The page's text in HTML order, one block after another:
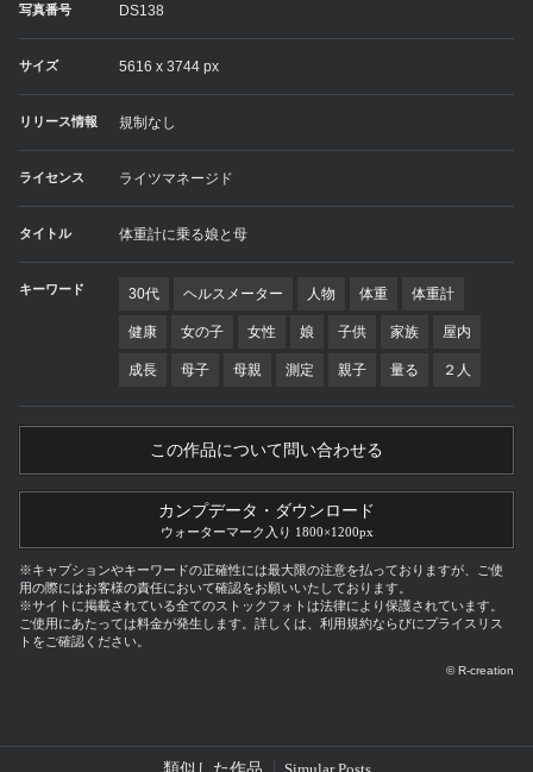
写真番号 DS138
サイズ 5616 x 3744 px
リリース情報 規制なし
ライセンス ライツマネージド
タイトル 体重計に乗る娘と母
キーワード 30代 ヘルスメーター 人物 体重 体重計
健康 女の子 女性 娘 子供 家族 屋内
成長 母子 母親 測定 親子 量る ２人
この作品について問い合わせる
カンプデータ・ダウンロード
ウォーターマーク入り 1800×1200px
※キャプションやキーワードの正確性には最大限の注意を払っておりますが、ご使
用の際にはお客様の責任において確認をお願いいたしております。
※サイトに掲載されている全てのストックフォトは法律により保護されています。
ご使用にあたっては料金が発生します。詳しくは、利用規約ならびにプライスリス
トをご確認ください。
© R-creation
類似した作品